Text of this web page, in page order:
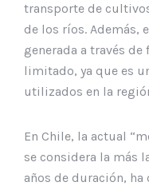
transporte de
de los ríos. Además,
generada a través
limitado, ya que es
utilizados en la
En Chile, la actual
se considera la más
años de duración,